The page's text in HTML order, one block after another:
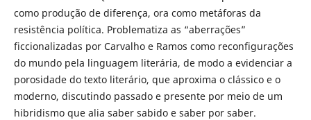
como produção de diferença, ora como metáforas da
resistência política. Problematiza as “aberrações”
ficcionalizadas por Carvalho e Ramos como reconfigurações
do mundo pela linguagem literária, de modo a evidenciar a
porosidade do texto literário, que aproxima o clássico e o
moderno, discutindo passado e presente por meio de um
hibridismo que alia saber sabido e saber por saber.